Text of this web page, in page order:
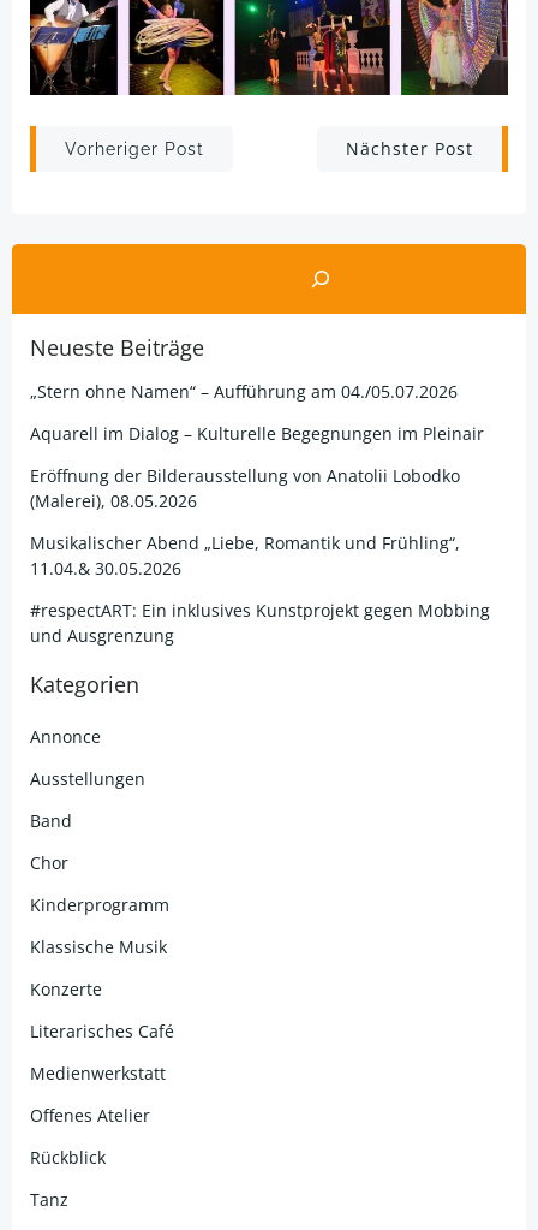
Post
Vorheriger Post
PostNächster Post
Suchen
Neueste Beiträge
„Stern ohne Namen“ – Aufführung am 04./05.07.2026
Aquarell im Dialog – Kulturelle Begegnungen im Pleinair
Eröffnung der Bilderausstellung von Anatolii Lobodko
(Malerei), 08.05.2026
Musikalischer Abend „Liebe, Romantik und Frühling“,
11.04.& 30.05.2026
#respectART: Ein inklusives Kunstprojekt gegen Mobbing
und Ausgrenzung
Kategorien
Annonce
Ausstellungen
Band
Chor
Kinderprogramm
Klassische Musik
Konzerte
Literarisches Café
Medienwerkstatt
Offenes Atelier
Rückblick
Tanz